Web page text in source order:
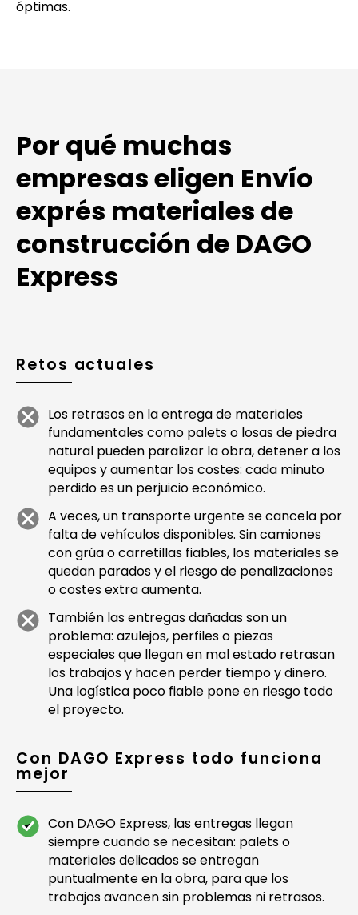
óptimas.
Por qué muchas
empresas eligen Envío
exprés materiales de
construcción de DAGO
Express
Retos actuales
Los retrasos en la entrega de materiales
fundamentales como palets o losas de piedra
natural pueden paralizar la obra, detener a los
equipos y aumentar los costes: cada minuto
perdido es un perjuicio económico.
A veces, un transporte urgente se cancela por
falta de vehículos disponibles. Sin camiones
con grúa o carretillas fiables, los materiales se
quedan parados y el riesgo de penalizaciones
o costes extra aumenta.
También las entregas dañadas son un
problema: azulejos, perfiles o piezas
especiales que llegan en mal estado retrasan
los trabajos y hacen perder tiempo y dinero.
Una logística poco fiable pone en riesgo todo
el proyecto.
Con DAGO Express todo funciona
mejor
Con DAGO Express, las entregas llegan
siempre cuando se necesitan: palets o
materiales delicados se entregan
puntualmente en la obra, para que los
trabajos avancen sin problemas ni retrasos.